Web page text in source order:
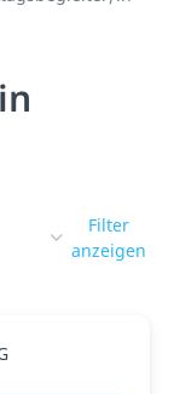
Filter
anzeigen